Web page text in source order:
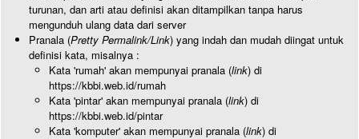
turunan, dan arti atau definisi akan ditampilkan tanpa harus
mengunduh ulang data dari server
Pranala (Pretty Permalink/Link) yang indah dan mudah diingat untuk
definisi kata, misalnya :
Kata 'rumah' akan mempunyai pranala (link) di
https://kbbi.web.id/rumah
Kata 'pintar' akan mempunyai pranala (link) di
https://kbbi.web.id/pintar
Kata 'komputer' akan mempunyai pranala (link) di